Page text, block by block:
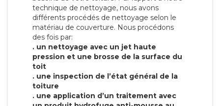
technique de nettoyage, nous avons
différents procédés de nettoyage selon le
matériau de couverture. Nous procédons
des fois par:
. un nettoyage avec un jet haute
pression et une brosse de la surface du
toit
. une inspection de l’état général de la
toiture
. une application d’un traitement avec